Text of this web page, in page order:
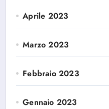
Aprile 2023
Marzo 2023
Febbraio 2023
Gennaio 2023